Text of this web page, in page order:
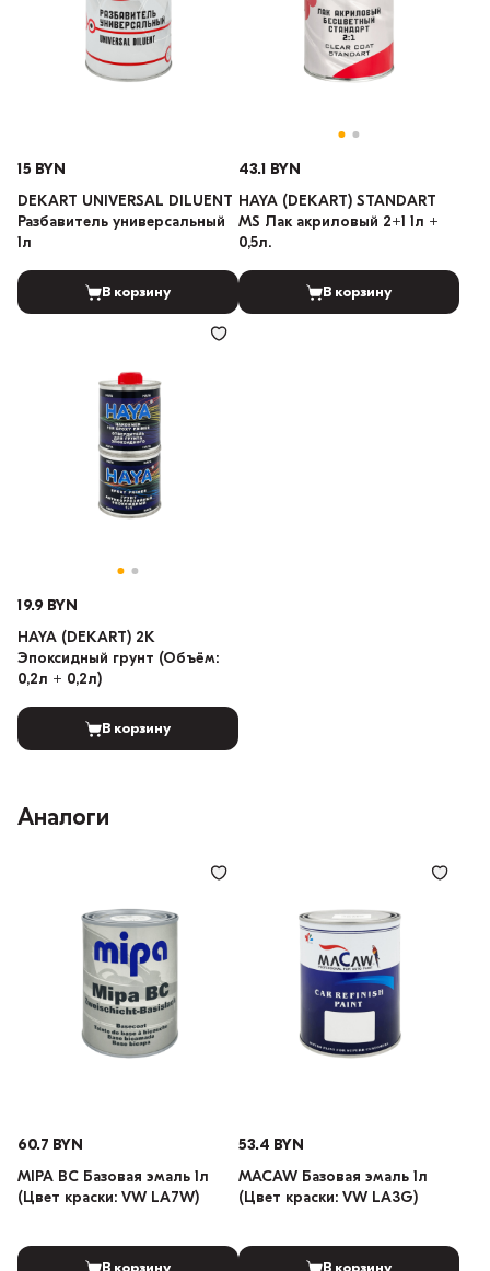
15 BYN
DEKART UNIVERSAL DILUENT
Разбавитель универсальный
1л
В корзину
43.1 BYN
HAYA (DEKART) STANDART
MS Лак акриловый 2+1 1л +
0,5л.
В корзину
19.9 BYN
HAYA (DEKART) 2K
Эпоксидный грунт (Объём:
0,2л + 0,2л)
В корзину
Аналоги
60.7 BYN
MIPA BC Базовая эмаль 1л
(Цвет краски: VW LA7W)
В корзину
53.4 BYN
MACAW Базовая эмаль 1л
(Цвет краски: VW LA3G)
В корзину